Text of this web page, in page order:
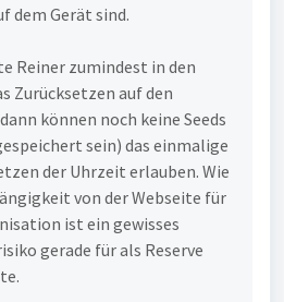
dem Gerät sind.
Reiner zumindest in den
Zurücksetzen auf den
können noch keine Seeds
sein) das einmalige
der Uhrzeit erlauben. Wie
von der Webseite für
ist ein gewisses
gerade für als Reserve